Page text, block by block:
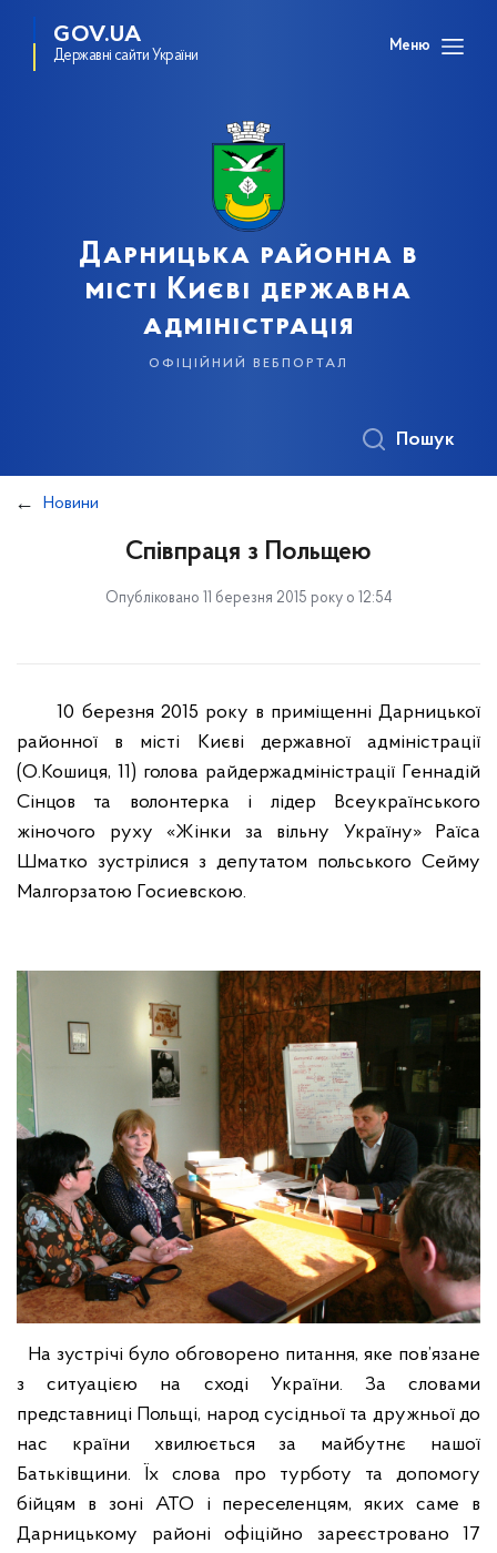
GOV.UA
Державні сайти України
Меню
Дарницька районна в
місті Києві державна
адміністрація
офіційний вебпортал
Пошук
Новини
Співпраця з Польщею
Опубліковано 11 березня 2015 року о 12:54
10 березня 2015 року в приміщенні Дарницької
районної в місті Києві державної адміністрації
(О.Кошиця, 11) голова райдержадміністрації Геннадій
Сінцов та волонтерка і лідер Всеукраїнського
жіночого руху «Жінки за вільну Україну» Раїса
Шматко зустрілися з депутатом польського Сейму
Малгорзатою Госиевскою.
На зустрічі було обговорено питання, яке пов’язане
з ситуацією на сході України. За словами
представниці Польщі, народ сусідньої та дружньої до
нас країни хвилюється за майбутнє нашої
Батьківщини. Їх слова про турботу та допомогу
бійцям в зоні АТО і переселенцям, яких саме в
Дарницькому районі офіційно зареєстровано 17